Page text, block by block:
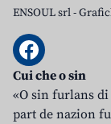
ENSOUL srl-
Cui che o sin
«O sin furlans
part de nazion